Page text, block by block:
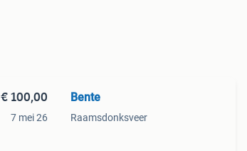
€ 100,00
7 mei 26
Bente
Raamsdonksveer